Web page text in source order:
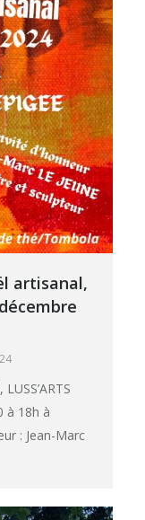
artisanal,
à 18h à
: Jean-Marc